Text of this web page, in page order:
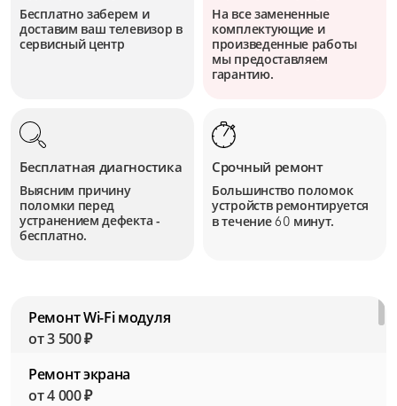
Бесплатно заберем и
доставим ваш телевизор в
сервисный центр
На все замененные
комплектующие и
произведенные работы
мы предоставляем
гарантию.
Бесплатная диагностика
Выясним причину
поломки перед
устранением дефекта -
бесплатно.
Срочный ремонт
Большинство поломок
устройств ремонтируется
в течение60 минут.
Ремонт Wi-Fi модуля
от 3 500 ₽
Ремонт экрана
от 4 000 ₽